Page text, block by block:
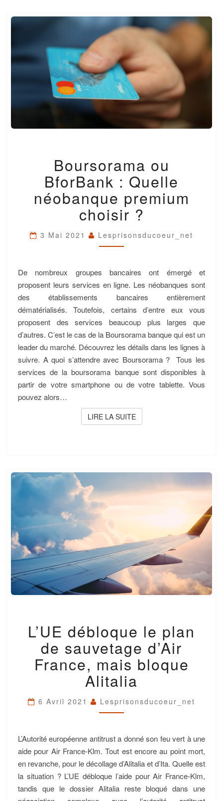
OU
BFORBANK
:
QUELLE
NÉOBANQUE
PREMIUM
CHOISIR
Boursorama ou
BforBank : Quelle
néobanque premium
choisir ?
3 Mai 2021 Lesprisonsducoeur_net
De nombreux groupes bancaires ont émergé et
proposent leurs services en ligne. Les néobanques sont
des établissements bancaires entièrement
dématérialisés. Toutefois, certains d’entre eux vous
proposent des services beaucoup plus larges que
d’autres. C’est le cas de la Boursorama banque qui est un
leader du marché. Découvrez les détails dans les lignes à
suivre. A quoi s’attendre avec Boursorama ? Tous les
services de la boursorama banque sont disponibles à
partir de votre smartphone ou de votre tablette. Vous
pouvez alors…
LIRE LA SUITELIRE LA SUITE
DÉBLOQUE
LE
PLAN
DE
SAUVETAGE
D’AIR
FRANCE,
MAIS
BLOQUE
L’UE débloque le plan
de sauvetage d’Air
France, mais bloque
Alitalia
6 Avril 2021 Lesprisonsducoeur_net
L’Autorité européenne antitrust a donné son feu vert à une
aide pour Air France-Klm. Tout est encore au point mort,
en revanche, pour le décollage d’Alitalia et d’Ita. Quelle est
la situation ? L’UE débloque l’aide pour Air France-Klm,
tandis que le dossier Alitalia reste bloqué dans une